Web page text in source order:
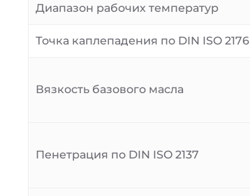
Диапазон рабочих температур
Точка каплепадения по DIN ISO 2176
Вязкость базового масла
Пенетрация по DIN ISO 2137